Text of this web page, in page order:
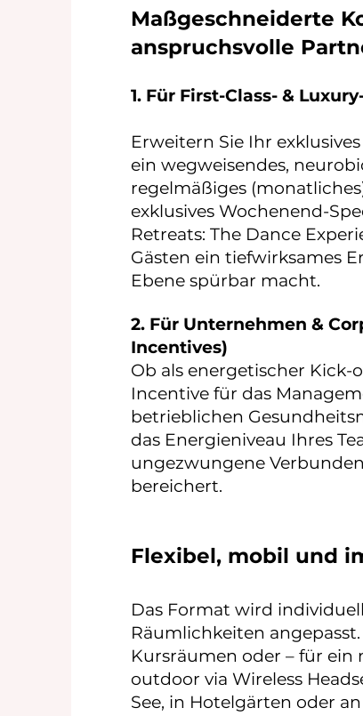
Maßgeschneiderte
anspruchsvolle
​​1. Für First-Class- &
Erweitern Sie Ihr
ein wegweisendes,
regelmäßiges
exklusives Wochenend-
Retreats: The Dance
Gästen ein tiefwirksames
Ebene spürbar macht.
2. Für Unternehmen &
Incentives)
Ob als energetischer Kick-
Incentive für das
betrieblichen
das Energieniveau Ihres
ungezwungene
bereichert.
Flexibel, mobil und
Das Format wird
Räumlichkeiten
Kursräumen oder – für ein
outdoor via Wireless
See, in Hotelgärten oder